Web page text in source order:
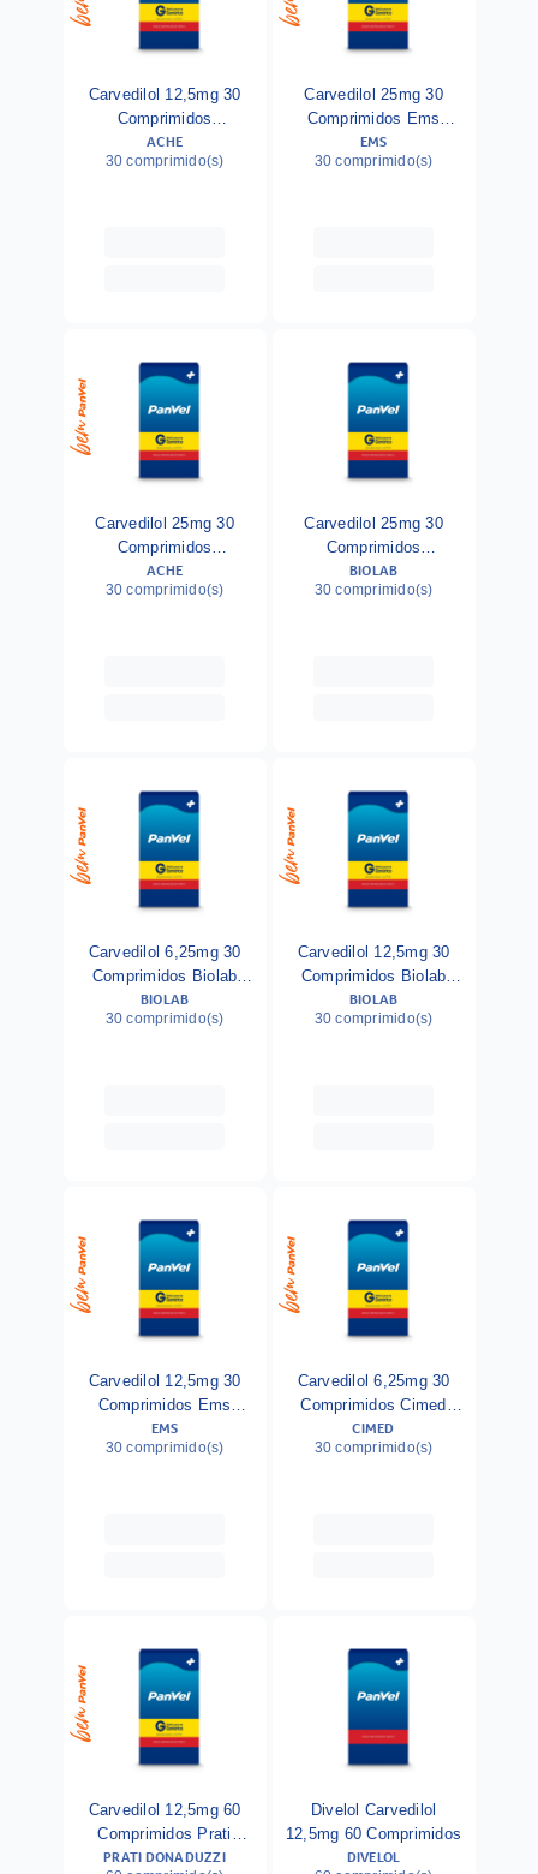
Carvedilol 12,5mg 30
Comprimidos
Biosintética Genérico C
ACHE
30 comprimido(s)
Carvedilol 25mg 30
Comprimidos Ems
Genérico C
EMS
30 comprimido(s)
Carvedilol 25mg 30
Comprimidos
Biosintética Genérico C
ACHE
30 comprimido(s)
Carvedilol 25mg 30
Comprimidos
Neoquimicos
BIOLAB
30 comprimido(s)
Carvedilol 6,25mg 30
Comprimidos Biolab
Generico
BIOLAB
30 comprimido(s)
Carvedilol 12,5mg 30
Comprimidos Biolab
Generico
BIOLAB
30 comprimido(s)
Carvedilol 12,5mg 30
Comprimidos Ems
Genérico C
EMS
30 comprimido(s)
Carvedilol 6,25mg 30
Comprimidos Cimed
Genérico
CIMED
30 comprimido(s)
Carvedilol 12,5mg 60
Comprimidos Prati
Donaduzzi Genérico
PRATI DONADUZZI
Divelol Carvedilol
12,5mg 60 Comprimidos
DIVELOL